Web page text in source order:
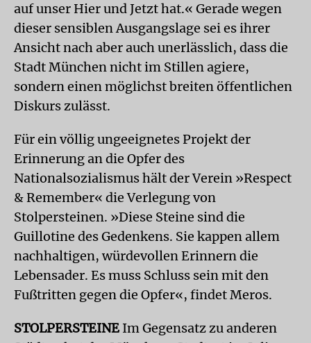
auf unser Hier und Jetzt hat.« Gerade wegen
dieser sensiblen Ausgangslage sei es ihrer
Ansicht nach aber auch unerlässlich, dass die
Stadt München nicht im Stillen agiere,
sondern einen möglichst breiten öffentlichen
Diskurs zulässt.
Für ein völlig ungeeignetes Projekt der
Erinnerung an die Opfer des
Nationalsozialismus hält der Verein »Respect
& Remember« die Verlegung von
Stolpersteinen. »Diese Steine sind die
Guillotine des Gedenkens. Sie kappen allem
nachhaltigen, würdevollen Erinnern die
Lebensader. Es muss Schluss sein mit den
Fußtritten gegen die Opfer«, findet Meros.
STOLPERSTEINE Im Gegensatz zu anderen